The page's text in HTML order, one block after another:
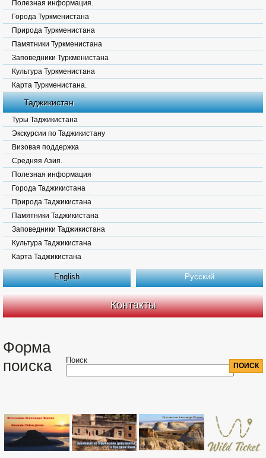
Полезная информация.
Города Туркменистана
Природа Туркменистана
Памятники Туркменистана
Заповедники Туркменистана
Культура Туркменистана
Карта Туркменистана.
Таджикистан
Туры Таджикистана
Экскурсии по Таджикистану
Визовая поддержка
Средняя Азия.
Полезная информация
Города Таджикистана
Природа Таджикистана
Памятники Таджикистана
Заповедники Таджикистана
Культура Таджикистана
Карта Таджикистана
English Русский
Контакты
Форма
поиска
Поиск